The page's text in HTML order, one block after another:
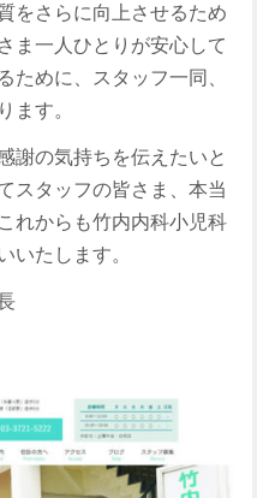
をさらに向上させるため
ま一人ひとりが安心して
ために、スタッフ一同、
ます。
謝の気持ちを伝えたいと
スタッフの皆さま、本当
れからも竹内内科小児科
いたします。